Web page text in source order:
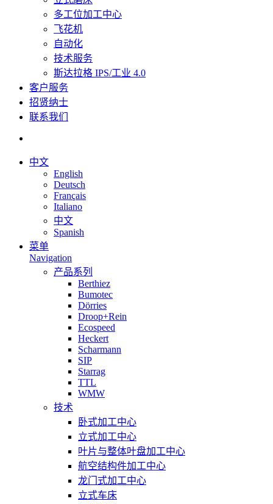
多工位加工中心
飞花机
自动化
技术服务
斯达拉格 IPS/工业 4.0
客户服务
招贤纳士
联系我们
中文
English
Deutsch
Français
Italiano
中文
Spanish
菜单
Navigation
产品系列
Berthiez
Bumotec
Dörries
Droop+Rein
Ecospeed
Heckert
Scharmann
SIP
Starrag
TTL
WMW
技术
卧式加工中心
立式加工中心
叶片与整体叶盘加工中心
航空结构件加工中心
龙门式加工中心
立式车床